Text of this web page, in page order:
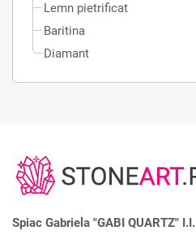
Lemn pietrificat
Baritina
Diamant
Spiac Gabriela "GABI QUARTZ" I.I.